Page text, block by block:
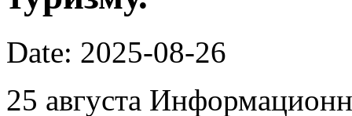
Date: 2025-08-26
25 августа